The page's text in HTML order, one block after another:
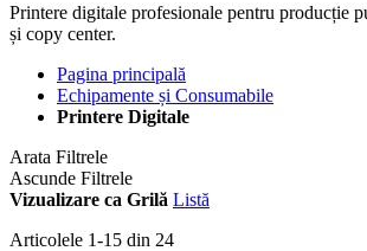
Printere digitale profesionale pentru producție
și copy center.
Pagina principală
Echipamente și Consumabile
Printere Digitale
Arata Filtrele
Ascunde Filtrele
Vizualizare ca Grilă Listă
Articolele 1-15 din 24